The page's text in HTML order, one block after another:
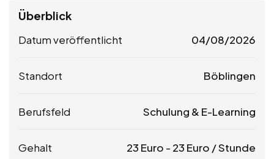
Überblick
Datum veröffentlicht 04/08/2026
Standort Böblingen
Berufsfeld Schulung & E-Learning
Gehalt 23 Euro - 23 Euro / Stunde